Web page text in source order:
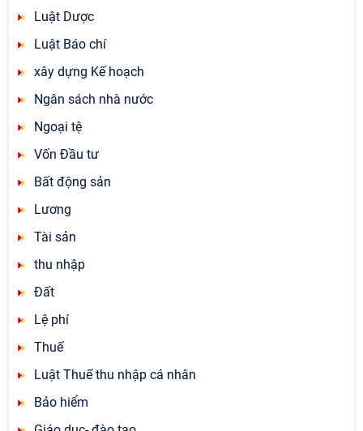
Luật Dược
Luật Báo chí
xây dựng Kế hoạch
Ngân sách nhà nước
Ngoại tệ
Vốn Đầu tư
Bất động sản
Lương
Tài sản
thu nhập
Đất
Lệ phí
Thuế
Luật Thuế thu nhập cá nhân
Bảo hiểm